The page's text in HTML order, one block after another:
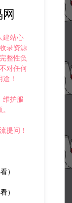
建站心
录资源
整性负
对任何
！
维护服
提问！
）
）